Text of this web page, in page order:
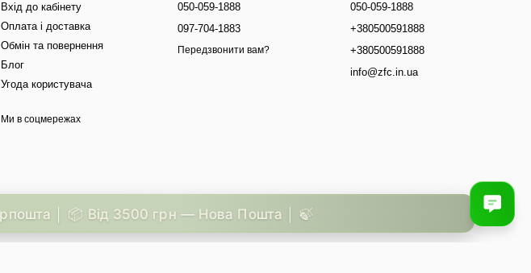
Вхід до кабінету
Оплата і доставка
Обмін та повернення
Блог
Угода користувача
Ми в соцмережах
050-059-1888
097-704-1883
Передзвонити вам?
050-059-1888
+380500591888
+380500591888
info@zfc.in.ua